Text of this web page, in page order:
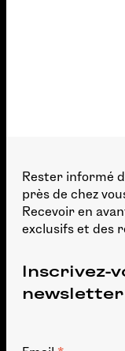
Rester informé
près de chez
Recevoir en
exclusifs et des
Inscrivez-
newsletter